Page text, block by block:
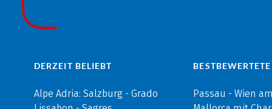
DERZEIT BELIEBT
Alpe Adria: Salzburg - Grado
Passau - Wien